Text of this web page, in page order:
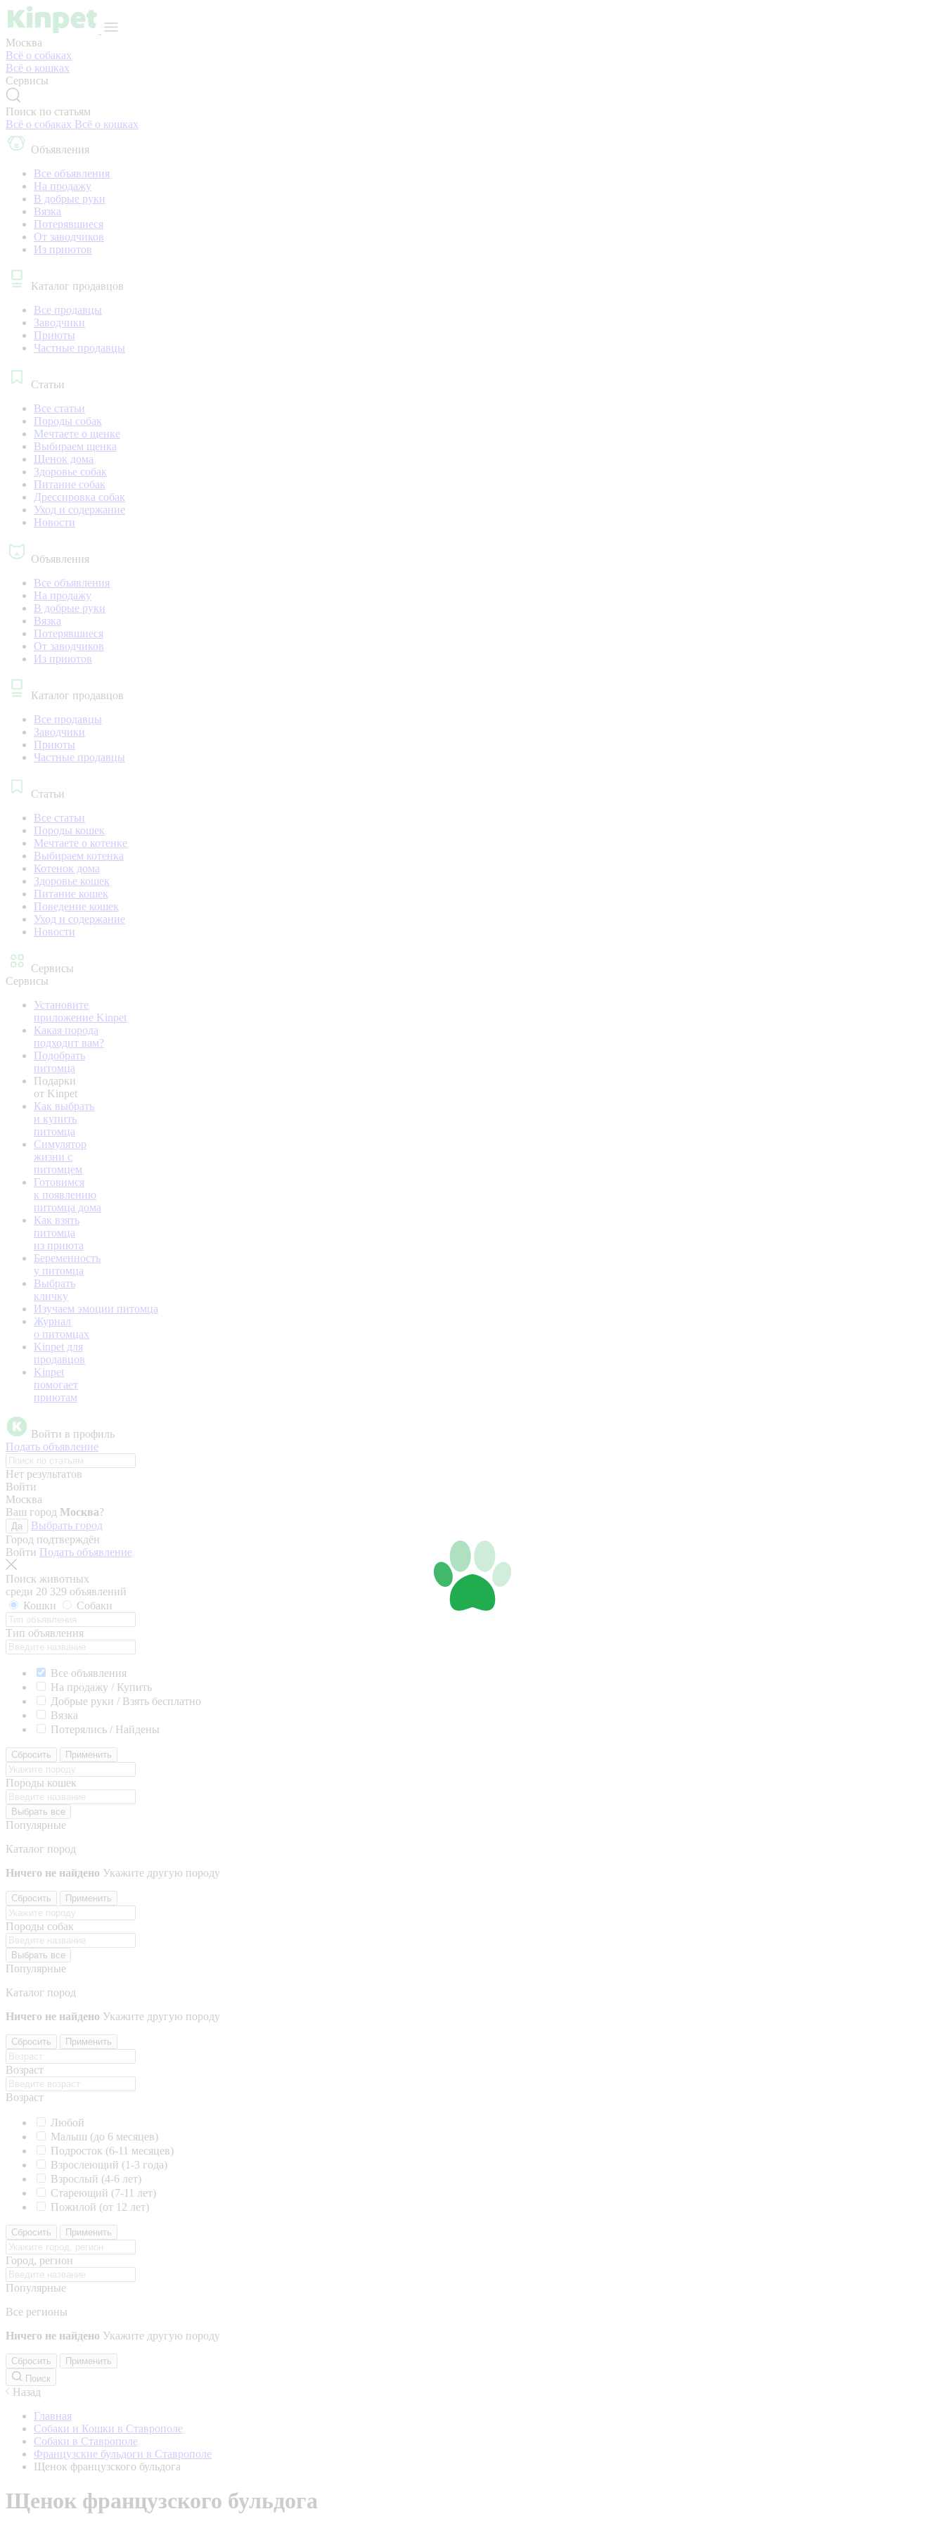
Москва
Всё о собаках
Всё о кошках
Сервисы
Поиск по статьям
Всё о собаках Всё о кошках
Объявления
Все объявления
На продажу
В добрые руки
Вязка
Потерявшиеся
От заводчиков
Из приютов
Каталог продавцов
Все продавцы
Заводчики
Приюты
Частные продавцы
Статьи
Все статьи
Породы собак
Мечтаете о щенке
Выбираем щенка
Щенок дома
Здоровье собак
Питание собак
Дрессировка собак
Уход и содержание
Новости
Объявления
Все объявления
На продажу
В добрые руки
Вязка
Потерявшиеся
От заводчиков
Из приютов
Каталог продавцов
Все продавцы
Заводчики
Приюты
Частные продавцы
Статьи
Все статьи
Породы кошек
Мечтаете о котенке
Выбираем котенка
Котенок дома
Здоровье кошек
Питание кошек
Поведение кошек
Уход и содержание
Новости
Сервисы
Сервисы
Установите
приложение Kinpet
Какая порода
подходит вам?
Подобрать
питомца
Подарки
от Kinpet
Как выбрать
и купить
питомца
Симулятор
жизни с
питомцем
Готовимся
к появлению
питомца дома
Как взять
питомца
из приюта
Беременность
у питомца
Выбрать
кличку
Изучаем эмоции питомца
Журнал
о питомцах
Kinpet для
продавцов
Kinpet
помогает
приютам
Войти в профиль
Подать объявление
Нет результатов
Войти
Москва
Ваш город Москва?
Да
Выбрать город
Город подтверждён
Войти Подать объявление
Поиск животных
среди 20 329 объявлений
Кошки
Собаки
Тип объявления
Все объявления
На продажу / Купить
Добрые руки / Взять бесплатно
Вязка
Потерялись / Найдены
Сбросить Применить
Породы кошек
Выбрать все
Популярные
Каталог пород
Ничего не найдено Укажите другую породу
Сбросить Применить
Породы собак
Выбрать все
Популярные
Каталог пород
Ничего не найдено Укажите другую породу
Сбросить Применить
Возраст
Возраст
Любой
Малыш (до 6 месяцев)
Подросток (6-11 месяцев)
Взрослеющий (1-3 года)
Взрослый (4-6 лет)
Стареющий (7-11 лет)
Пожилой (от 12 лет)
Сбросить Применить
Город, регион
Популярные
Все регионы
Ничего не найдено Укажите другую породу
Сбросить
Применить
Поиск
Назад
Главная
Собаки и Кошки в Ставрополе
Собаки в Ставрополе
Французские бульдоги в Ставрополе
Щенок французского бульдога
Щенок французского бульдога